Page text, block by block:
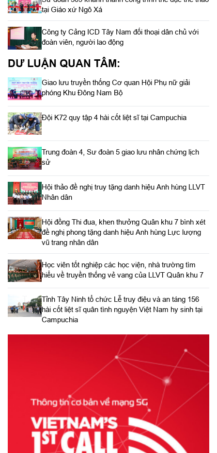
tại Giáo xứ Ngô Xá
Công ty Cảng ICD Tây Nam đối thoại dân chủ với
đoàn viên, người lao động
DƯ LUẬN QUAN TÂM:
Giao lưu truyền thống Cơ quan Hội Phụ nữ giải
phóng Khu Đông Nam Bộ
Đội K72 quy tập 4 hài cốt liệt sĩ tại Campuchia
Trung đoàn 4, Sư đoàn 5 giao lưu nhân chứng lịch
sử
Hội thảo đề nghị truy tặng danh hiệu Anh hùng LLVT
Nhân dân
Hội đồng Thi đua, khen thưởng Quân khu 7 bình xét
đề nghị phong tặng danh hiệu Anh hùng Lực lượng
vũ trang nhân dân
Học viên tốt nghiệp các học viện, nhà trường tìm
hiểu về truyền thống vẻ vang của LLVT Quân khu 7
​Tỉnh Tây Ninh tổ chức Lễ truy điệu và an táng 156
hài cốt liệt sĩ quân tình nguyện Việt Nam hy sinh tại
Campuchia